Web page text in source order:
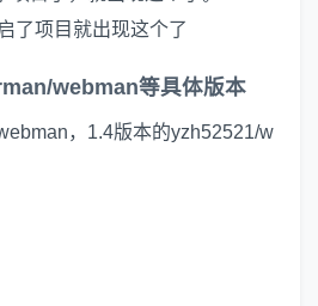
了项目就出现这个了
webman等具体版本
，1.4版本的yzh52521/w